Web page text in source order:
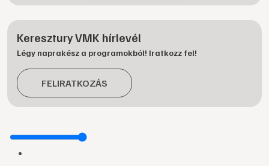
Keresztury VMK hírlevél
Légy naprakész a programokból! Iratkozz fel!
FELIRATKOZÁS